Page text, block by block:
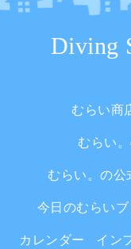
Diving
むらい商
むらい
むらい。の公
今日のむらい
カレンダー イン